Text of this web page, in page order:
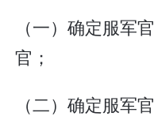
（一）确定服军
官；
（二）确定服军